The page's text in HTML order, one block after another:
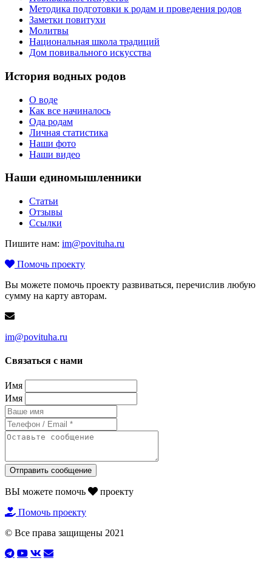
Методика подготовки к родам и проведения родов
Заметки повитухи
Молитвы
Национальная школа традиций
Дом повивального искусства
История водных родов
О воде
Как все начиналось
Ода родам
Личная статистика
Наши фото
Наши видео
Наши единомышленники
Статьи
Отзывы
Ссылки
Пишите нам: im@povituha.ru
Помочь проекту
Вы можете помочь проекту развиваться, перечислив любую
сумму на карту авторам.
im@povituha.ru
Связаться с нами
Имя
Имя
Отправить сообщение
ВЫ можете помочь
проекту
Помочь проекту
© Все права защищены 2021